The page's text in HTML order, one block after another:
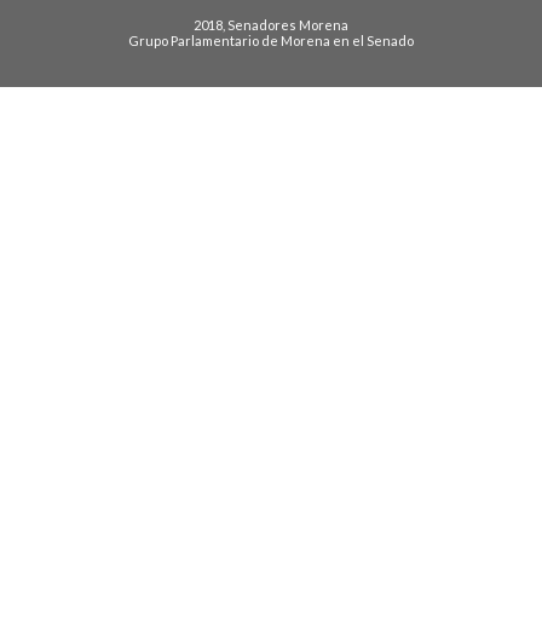
2018, Senadores Morena
Grupo Parlamentario de Morena en el Senado